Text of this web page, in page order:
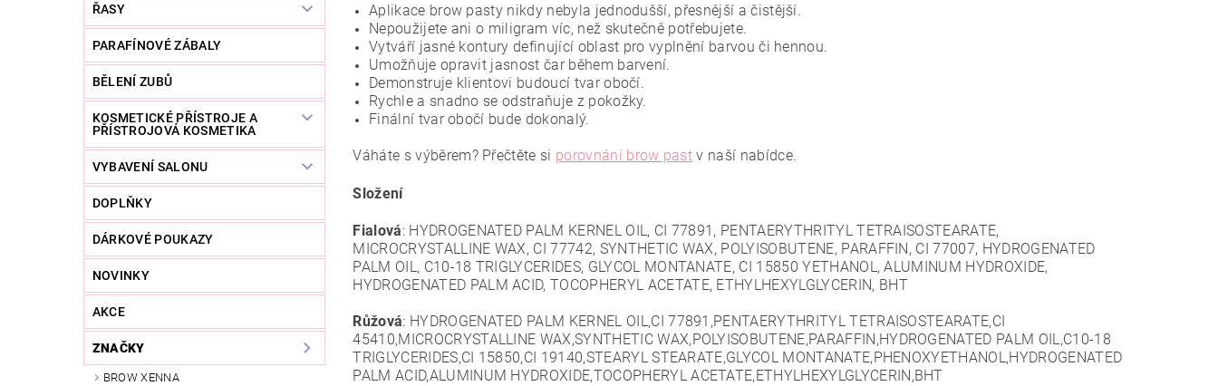
ŘASY
PARAFÍNOVÉ ZÁBALY
BĚLENÍ ZUBŮ
KOSMETICKÉ PŘÍSTROJE A
PŘÍSTROJOVÁ KOSMETIKA
VYBAVENÍ SALONU
DOPLŇKY
DÁRKOVÉ POUKAZY
NOVINKY
AKCE
ZNAČKY
BROW XENNA
Aplikace brow pasty nikdy nebyla jednodušší, přesnější a čistější.
Nepoužijete ani o miligram víc, než skutečně potřebujete.
Vytváří jasné kontury definující oblast pro vyplnění barvou či hennou.
Umožňuje opravit jasnost čar během barvení.
Demonstruje klientovi budoucí tvar obočí.
Rychle a snadno se odstraňuje z pokožky.
Finální tvar obočí bude dokonalý.
Váháte s výběrem? Přečtěte si porovnání brow past v naší nabídce.
Složení
Fialová: HYDROGENATED PALM KERNEL OIL, CI 77891, PENTAERYTHRITYL TETRAISOSTEARATE,
MICROCRYSTALLINE WAX, CI 77742, SYNTHETIC WAX, POLYISOBUTENE, PARAFFIN, CI 77007, HYDROGENATED
PALM OIL, C10-18 TRIGLYCERIDES, GLYCOL MONTANATE, CI 15850 YETHANOL, ALUMINUM HYDROXIDE,
HYDROGENATED PALM ACID, TOCOPHERYL ACETATE, ETHYLHEXYLGLYCERIN, BHT
Růžová: HYDROGENATED PALM KERNEL OIL,CI 77891,PENTAERYTHRITYL TETRAISOSTEARATE,CI
45410,MICROCRYSTALLINE WAX,SYNTHETIC WAX,POLYISOBUTENE,PARAFFIN,HYDROGENATED PALM OIL,C10-18
TRIGLYCERIDES,CI 15850,CI 19140,STEARYL STEARATE,GLYCOL MONTANATE,PHENOXYETHANOL,HYDROGENATED
PALM ACID,ALUMINUM HYDROXIDE,TOCOPHERYL ACETATE,ETHYLHEXYLGLYCERIN,BHT